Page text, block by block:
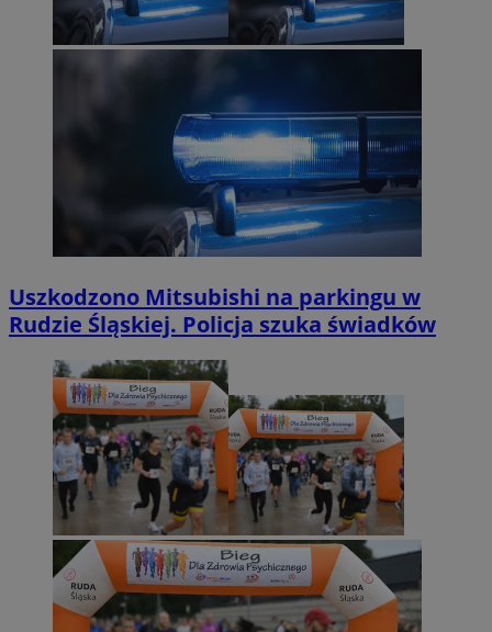
Uszkodzono Mitsubishi na parkingu w
Rudzie Śląskiej. Policja szuka świadków